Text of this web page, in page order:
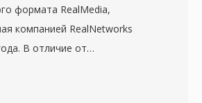
формата RealMedia,
компанией RealNetworks
В отличие от
RM с постоянным